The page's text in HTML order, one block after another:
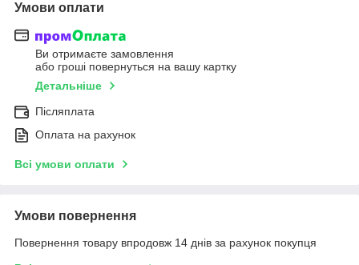
Умови оплати
Ви отримаєте замовлення
або гроші повернуться на вашу картку
Детальніше
Післяплата
Оплата на рахунок
Всі умови оплати
Умови повернення
Повернення товару впродовж 14 днів за рахунок покупця